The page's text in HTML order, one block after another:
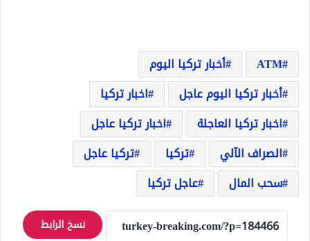
ATM
أخبار تركيا اليوم
أخبار تركيا اليوم عاجل
اخبار تركيا
اخبار تركيا العاجلة
اخبار تركيا عاجل
الصراف الآلي
تركيا
تركيا عاجل
سحب المال
عاجل تركيا
نسخ الرابط